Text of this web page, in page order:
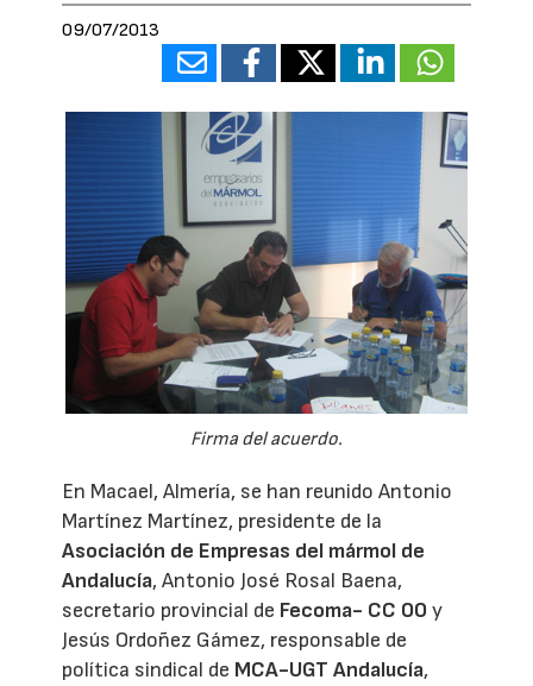
09/07/2013
Firma del acuerdo.
En Macael, Almería, se han reunido Antonio
Martínez Martínez, presidente de la
Asociación de Empresas del mármol de
Andalucía, Antonio José Rosal Baena,
secretario provincial de Fecoma- CC OOy
Jesús Ordoñez Gámez, responsable de
política sindical de MCA-UGT Andalucía,